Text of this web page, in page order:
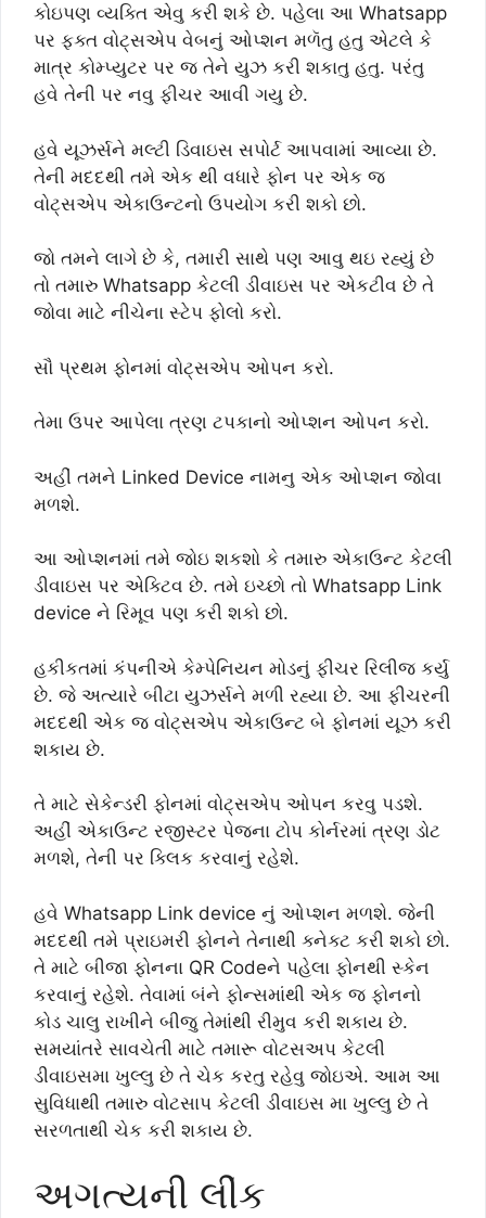
કોઇપણ વ્યક્તિ એવુ કરી શકે છે. પહેલા આ Whatsapp
પર ફક્ત વોટ્સએપ વેબનું ઓપ્શન મળૅતુ હતુ એટલે કે
માત્ર કોમ્પ્યુટર પર જ તેને યુઝ કરી શકાતુ હતુ. પરંતુ
હવે તેની પર નવુ ફીચર આવી ગયુ છે.
હવે યૂઝર્સને મલ્ટી ડિવાઇસ સપોર્ટ આપવામાં આવ્યા છે.
તેની મદદથી તમે એક થી વધારે ફોન પર એક જ
વોટ્સએપ એકાઉન્ટનો ઉપયોગ કરી શકો છો.
જો તમને લાગે છે કે, તમારી સાથે પણ આવુ થઇ રહ્યું છે
તો તમારુ Whatsapp કેટલી ડીવાઇસ પર એકટીવ છે તે
જોવા માટે નીચેના સ્ટેપ ફોલો કરો.
સૌ પ્રથમ ફોનમાં વોટ્સએપ ઓપન કરો.
તેમા ઉપર આપેલા ત્રણ ટપકાનો ઓપ્શન ઓપન કરો.
અહીં તમને Linked Device નામનુ એક ઓપ્શન જોવા
મળશે.
આ ઓપ્શનમાં તમે જોઇ શકશો કે તમારુ એકાઉન્ટ કેટલી
ડીવાઇસ પર એક્ટિવ છે. તમે ઇચ્છો તો Whatsapp Link
device ને રિમૂવ પણ કરી શકો છો.
હકીકતમાં કંપનીએ કેમ્પેનિયન મોડનું ફીચર રિલીજ કર્યુ
છે. જે અત્યારે બીટા યુઝર્સને મળી રહ્યા છે. આ ફીચરની
મદદથી એક જ વોટ્સએપ એકાઉન્ટ બે ફોનમાં યૂઝ કરી
શકાય છે.
તે માટે સેકેન્ડરી ફોનમાં વોટ્સએપ ઓપન કરવુ પડશે.
અહીં એકાઉન્ટ રજીસ્ટર પેજના ટોપ કોર્નરમાં ત્રણ ડોટ
મળશે, તેની પર ક્લિક કરવાનું રહેશે.
હવે Whatsapp Link device નું ઓપ્શન મળશે. જેની
મદદથી તમે પ્રાઇમરી ફોનને તેનાથી ક્નેક્ટ કરી શકો છો.
તે માટે બીજા ફોનના QR Codeને પહેલા ફોનથી સ્કેન
કરવાનું રહેશે. તેવામાં બંને ફોન્સમાંથી એક જ ફોનનો
કોડ ચાલુ રાખીને બીજુ તેમાંથી રીમુવ કરી શકાય છે.
સમયાંતરે સાવચેતી માટે તમારૂ વોટસઅપ કેટલી
ડીવાઇસમા ખુલ્લુ છે તે ચેક કરતુ રહેવુ જોઇએ. આમ આ
સુવિધાથી તમારુ વોટસાપ કેટલી ડીવાઇસ મા ખુલ્લુ છે તે
સરળતાથી ચેક કરી શકાય છે.
અગત્યની લીંક